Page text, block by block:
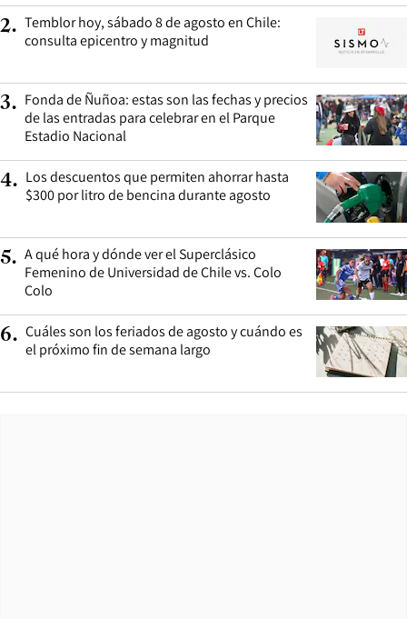
2. Temblor hoy, sábado 8 de agosto en Chile:
consulta epicentro y magnitud
3. Fonda de Ñuñoa: estas son las fechas y precios
de las entradas para celebrar en el Parque
Estadio Nacional
4. Los descuentos que permiten ahorrar hasta
$300 por litro de bencina durante agosto
5. A qué hora y dónde ver el Superclásico
Femenino de Universidad de Chile vs. Colo
Colo
6. Cuáles son los feriados de agosto y cuándo es
el próximo fin de semana largo